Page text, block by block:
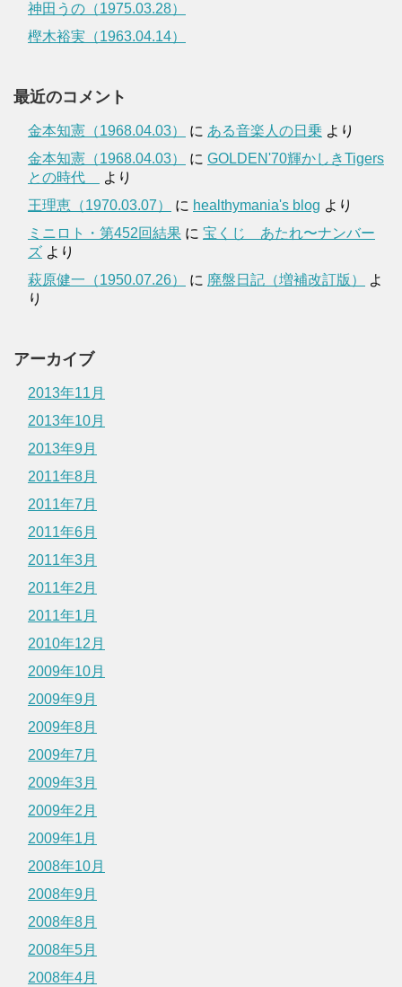
神田うの（1975.03.28）
樫木裕実（1963.04.14）
最近のコメント
金本知憲（1968.04.03） に ある音楽人の日乗 より
金本知憲（1968.04.03）
に GOLDEN'70輝かしきTigers
との時代
より
王理恵（1970.03.07）
に healthymania's blog より
ミニロト・第452回結果 に 宝くじ あたれ〜ナンバー
ズ より
萩原健一（1950.07.26）
に 廃盤日記（増補改訂版）
よ
り
アーカイブ
2013年11月
2013年10月
2013年9月
2011年8月
2011年7月
2011年6月
2011年3月
2011年2月
2011年1月
2010年12月
2009年10月
2009年9月
2009年8月
2009年7月
2009年3月
2009年2月
2009年1月
2008年10月
2008年9月
2008年8月
2008年5月
2008年4月